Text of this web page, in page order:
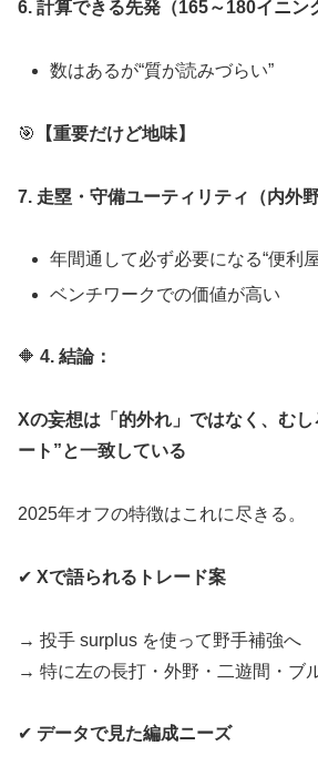
6. 計算できる先発（165～180イニン
数はあるが“質が読みづらい”
🎯 【重要だけど地味】
7. 走塁・守備ユーティリティ（内外野
年間通して必ず必要になる“便利
ベンチワークでの価値が高い
🔶 4. 結論：
Xの妄想は「的外れ」ではなく、む
ート”と一致している
2025年オフの特徴はこれに尽きる。
✔ Xで語られるトレード案
→ 投手 surplus を使って野手補強へ
→ 特に左の長打・外野・二遊間・ブ
✔ データで見た編成ニーズ